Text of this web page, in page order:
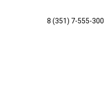
8 (351) 7-555-300